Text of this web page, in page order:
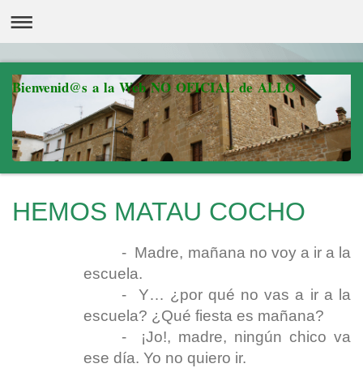
Bienvenid@s a la Web NO OFICIAL de ALLO
HEMOS MATAU COCHO
- Madre, mañana no voy a ir a la
escuela.
- Y… ¿por qué no vas a ir a la
escuela? ¿Qué fiesta es mañana?
- ¡Jo!, madre, ningún chico va
ese día. Yo no quiero ir.